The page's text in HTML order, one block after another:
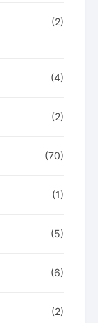
(2)
(4)
(2)
(70)
(1)
(5)
(6)
(2)